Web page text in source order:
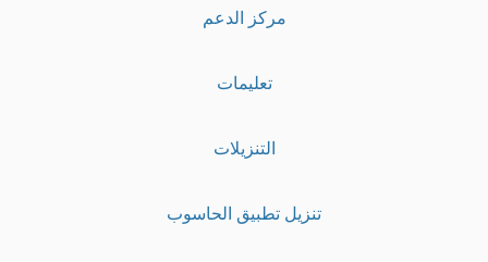
مركز الدعم
تعليمات
التنزيلات
تنزيل تطبيق الحاسوب